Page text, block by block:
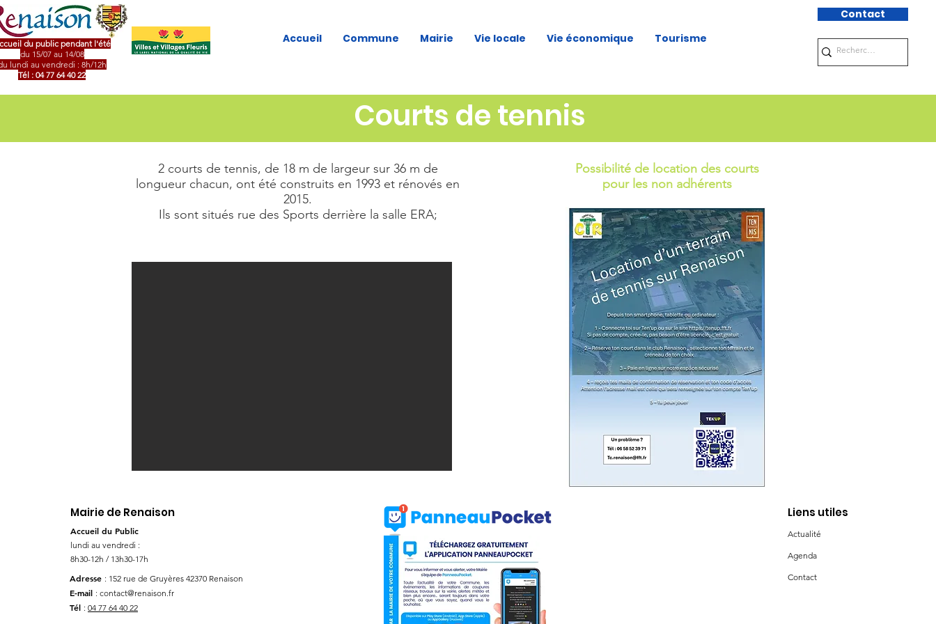
du public pendant l'été
du 15/07 au 14/08
lundi au vendredi : 8h/12h
Tél : 04 77 64 40 22
Accueil Commune Mairie Vie locale Vie économique Tourisme
Contact
Courts de tennis
2 courts de tennis, de 18 m de largeur sur 36 m de
longueur chacun, ont été construits en 1993 et rénovés en
2015.
Ils sont situés rue des Sports derrière la salle ERA;
Possibilité de location des courts
pour les non adhérents
Mairie de Renaison
Accueil du Public
lundi au vendredi :
8h30-12h / 13h30-17h
Adresse : 152 rue de Gruyères 42370 Renaison
E-mail : contact@renaison.fr
Tél : 04 77 64 40 22
Liens utiles
Actualité
Agenda
Contact